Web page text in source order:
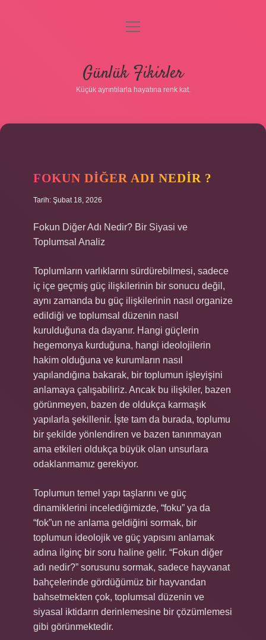
Gizlilik Politikası
Hakkımızda
menüyü
Günlük Fikirler
Küçük ayrıntılarla hayatına renk kat.
FOKUN DIĞER ADI NEDIR ?
Tarih: Şubat 18, 2026
Fokun Diğer Adı Nedir? Bir Siyasi ve
Toplumsal Analiz
Toplumların varlıklarını sürdürebilmesi, sadece
iç içe geçmiş güç ilişkilerinin bir sonucu değil,
aynı zamanda bu güç ilişkilerinin nasıl organize
edildiği ve toplumsal düzenin nasıl
kurulduğuna da dayanır. Hangi güçlerin
hegemonya kurduğuna, hangi ideolojilerin
hakim olduğuna ve kurumların nasıl
yapılandığına bakarak, bir toplumun işleyişini
anlamaya çalışabiliriz. Ancak bu ilişkiler, bazen
görünmeyen, bazen de oldukça karmaşık
yapılarla şekillenir. İşte tam da burada, toplumu
bir şekilde yönlendiren ve bazen tanınmayan
ama etkileri oldukça büyük olan unsurlara
odaklanmamız gerekiyor.
Toplumun temel yapı taşlarını ve güç
dinamiklerini incelediğimizde, “foku” ya da
“fok”un ne anlama geldiğini sormak, bir
toplumun ideolojik ve güç yapısını anlamak
adına ilginç bir soru haline gelir. “Fokun diğer
adı nedir?” sorusunu sormak, sadece hayvanat
bahçelerinde gördüğümüz bir hayvandan
bahsetmekten çok, toplumsal düzenin ve
siyasal iktidarın derinlemesine bir çözümlemesi
gibi görünmektedir.